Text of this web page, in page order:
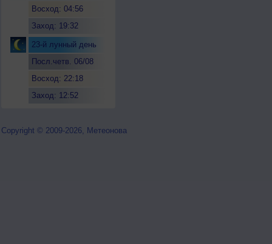
Восход: 04:56
Заход: 19:32
23-й лунный день
Посл.четв. 06/08
Восход: 22:18
Заход: 12:52
Copyright © 2009-2026, Метеонова